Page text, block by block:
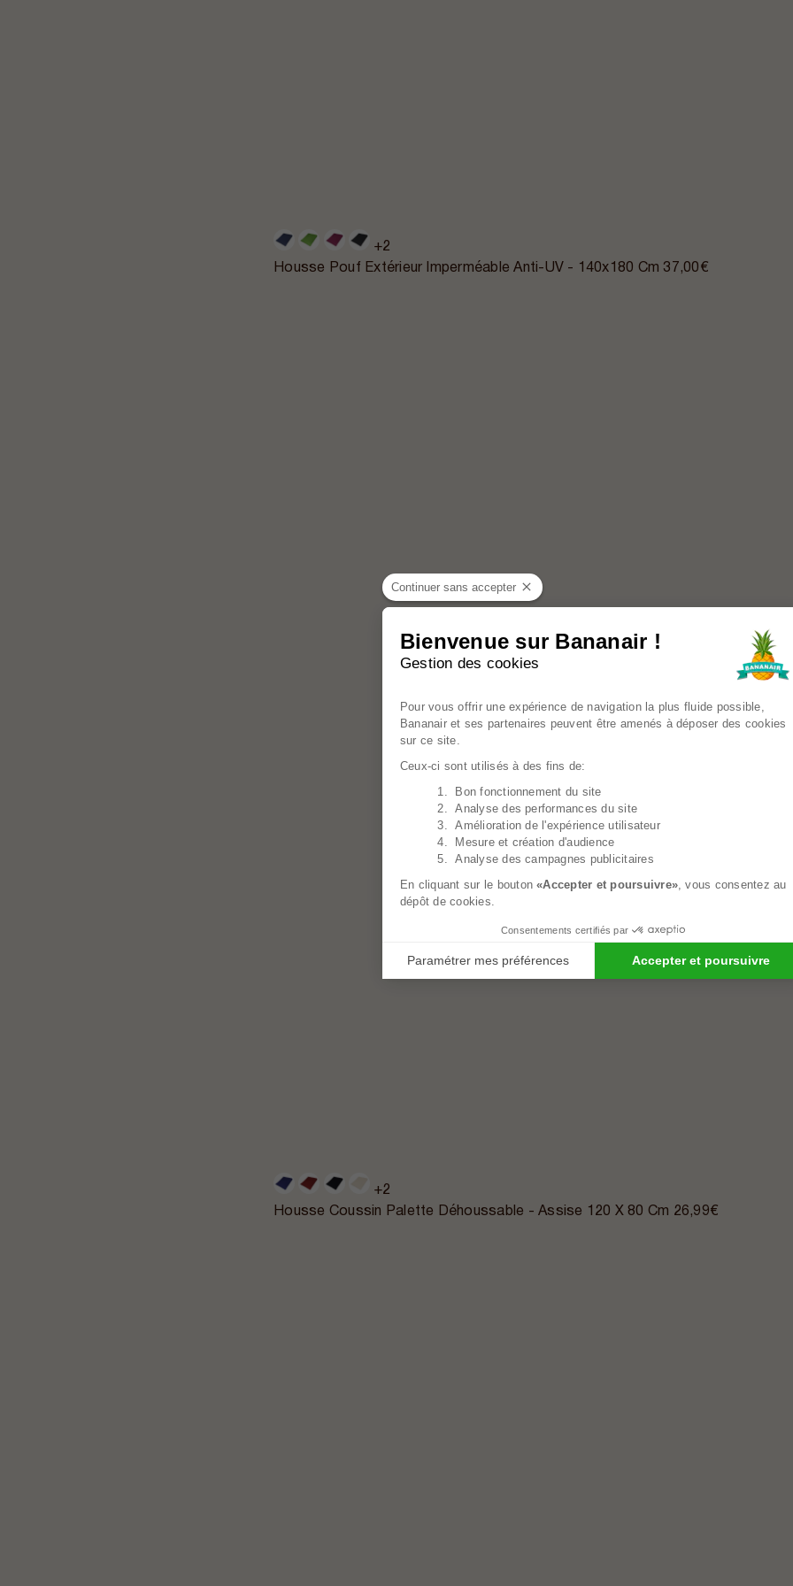
+2
Housse Pouf Extérieur Imperméable Anti-UV - 140x180 Cm 37,00€
+2
Housse Coussin Palette Déhoussable - Assise 120 X 80 Cm 26,99€
Continuer sans accepter
Bienvenue sur Bananair !
Gestion des cookies
Plateforme de Gestion du
Pour vous offrir une expérience de navigation la plus fluide possible,
Bananair et ses partenaires peuvent être amenés à déposer des cookies
sur ce site.
Ceux-ci sont utilisés à des fins de:
1. Bon fonctionnement du site
2. Analyse des performances du site
3. Amélioration de l'expérience utilisateur
4. Mesure et création d'audience
5. Analyse des campagnes publicitaires
En cliquant sur le bouton«Accepter et poursuivre» , vous consentez au
dépôt de cookies.
Consentements certifiés par
Paramétrer mes préférences Accepter et poursuivre
Axeptio consent